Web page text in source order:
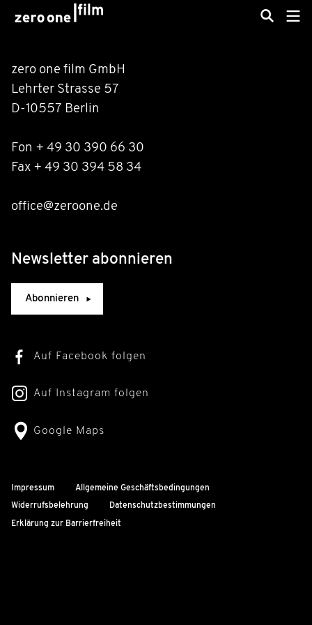
zero one film GmbH
Lehrter Strasse 57
D-10557 Berlin
Fon + 49 30 390 66 30
Fax + 49 30 394 58 34
office@zeroone.de
Newsletter abonnieren
Abonnieren
Auf Facebook folgen
Auf Instagram folgen
Google Maps
Impressum Allgemeine Geschäftsbedingungen
Widerrufsbelehrung Datenschutzbestimmungen
Erklärung zur Barrierfreiheit